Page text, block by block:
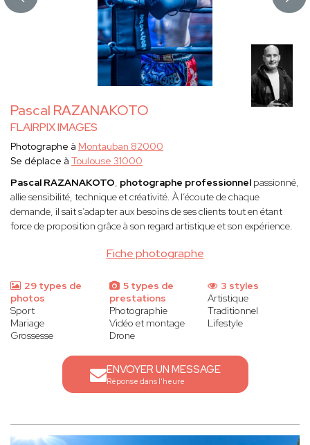
Pascal RAZANAKOTO
FLAIRPIX IMAGES
Fiche photographe
Photographe à Montauban 82000
Se déplace à Toulouse 31000
Pascal RAZANAKOTO, photographe professionnel passionné,
allie sensibilité, technique et créativité. À l’écoute de chaque
demande, il sait s’adapter aux besoins de ses clients tout en étant
force de proposition grâce à son regard artistique et son expérience.
29 types de
photos
Sport
Mariage
Grossesse
5 types de
prestations
Photographie
Vidéo et montage
Drone
3 styles
Artistique
Traditionnel
Lifestyle
ENVOYER UN MESSAGE
Réponse dans l'heure